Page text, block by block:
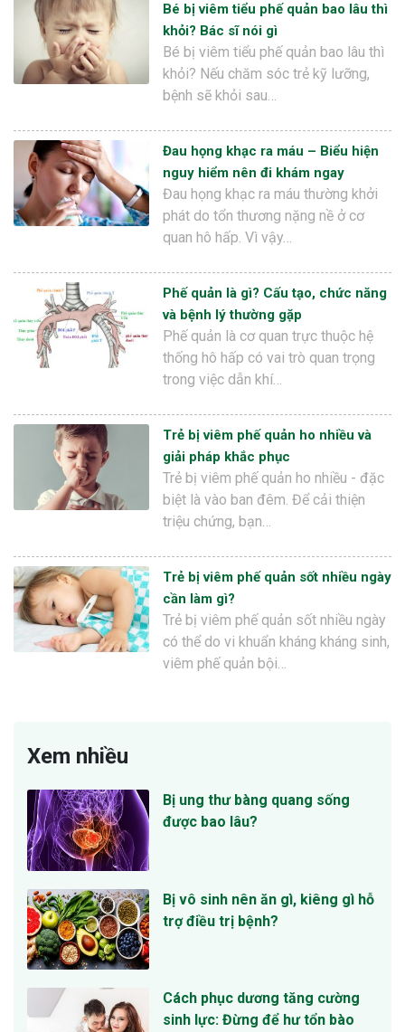
Bé bị viêm tiểu phế quản bao lâu thì
khỏi? Bác sĩ nói gì
Bé bị viêm tiểu phế quản bao lâu thì
khỏi? Nếu chăm sóc trẻ kỹ lưỡng,
bệnh sẽ khỏi sau…
Đau họng khạc ra máu – Biểu hiện
nguy hiểm nên đi khám ngay
Đau họng khạc ra máu thường khởi
phát do tổn thương nặng nề ở cơ
quan hô hấp. Vì vậy…
Phế quản là gì? Cấu tạo, chức năng
và bệnh lý thường gặp
Phế quản là cơ quan trực thuộc hệ
thống hô hấp có vai trò quan trọng
trong việc dẫn khí…
Trẻ bị viêm phế quản ho nhiều và
giải pháp khắc phục
Trẻ bị viêm phế quản ho nhiều - đặc
biệt là vào ban đêm. Để cải thiện
triệu chứng, bạn…
Trẻ bị viêm phế quản sốt nhiều ngày
cần làm gì?
Trẻ bị viêm phế quản sốt nhiều ngày
có thể do vi khuẩn kháng kháng sinh,
viêm phế quản bội…
Xem nhiều
Bị ung thư bàng quang sống
được bao lâu?
Bị vô sinh nên ăn gì, kiêng gì hỗ
trợ điều trị bệnh?
Cách phục dương tăng cường
sinh lực: Đừng để hư tổn bào